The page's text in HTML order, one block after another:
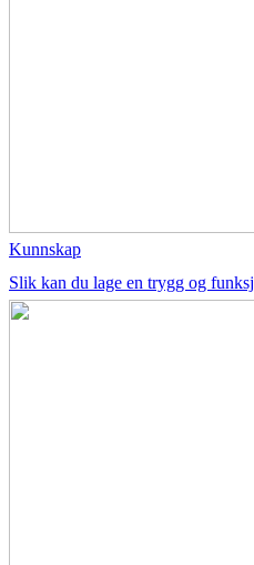
Kunnskap
Slik kan du lage en trygg og